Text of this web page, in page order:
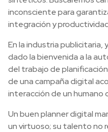
inconsciente para
integración y
En la industria publicitaria,
dado la bienvenida a la
del trabajo de
de una campaña digital
interacción de un humano
Un buen planner digital
un virtuoso; su talento no